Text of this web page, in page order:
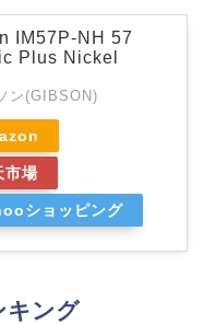
IM57P-NH 57
Plus Nickel
ン(GIBSON)
市場
ショッピング
キング